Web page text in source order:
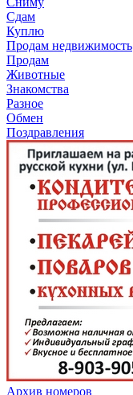
Сдам
Куплю
Продам недвижимость
Продам
Животные
Знакомства
Разное
Обмен
Поздравления
Архив номеров